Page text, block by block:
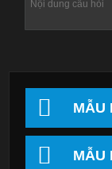
MẪU
MẪU